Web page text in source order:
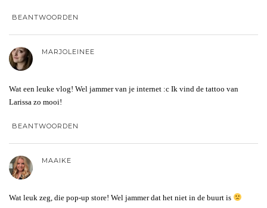
BEANTWOORDEN
MARJOLEINEE
Wat een leuke vlog! Wel jammer van je internet :c Ik vind de tattoo van
Larissa zo mooi!
BEANTWOORDEN
MAAIKE
Wat leuk zeg, die pop-up store! Wel jammer dat het niet in de buurt is